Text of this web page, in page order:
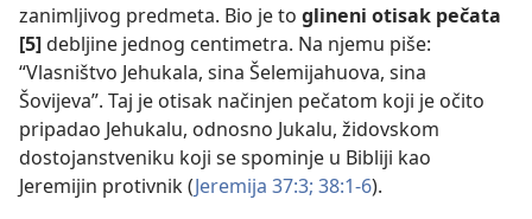
zanimljivog predmeta. Bio je to glineni otisak pečata
[5]debljine jednog centimetra. Na njemu piše:
“Vlasništvo Jehukala, sina Šelemijahuova, sina
Šovijeva”. Taj je otisak načinjen pečatom koji je očito
pripadao Jehukalu, odnosno Jukalu, židovskom
dostojanstveniku koji se spominje u Bibliji kao
Jeremijin protivnik (Jeremija 37:3; 38:1-6).